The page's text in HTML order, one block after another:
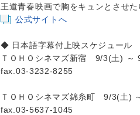
王道青春映画で胸をキュンとさせた
公式サイトへ
◆ 日本語字幕付上映スケジュール
ＴＯＨＯシネマズ新宿 9/3(土) ～
fax.03-3232-8255
ＴＯＨＯシネマズ錦糸町 9/3(土)
fax.03-5637-1045